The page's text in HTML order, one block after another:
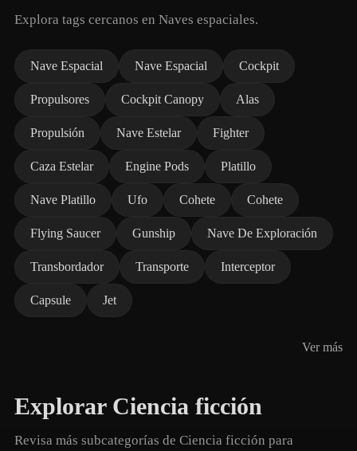
Explora tags cercanos en Naves espaciales.
Nave Espacial Nave Espacial Cockpit
Propulsores Cockpit Canopy Alas
Propulsión Nave Estelar Fighter
Caza Estelar Engine Pods Platillo
Nave Platillo Ufo Cohete Cohete
Flying Saucer Gunship Nave De Exploración
Transbordador Transporte Interceptor
Capsule Jet
Ver más
Explorar Ciencia ficción
Revisa más subcategorías de Ciencia ficción para